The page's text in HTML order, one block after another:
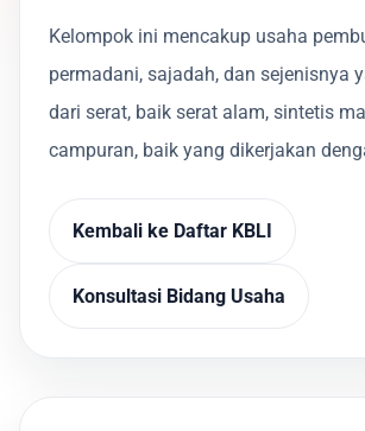
Kelompok ini mencakup usaha
permadani, sajadah, dan sejenisnya
dari serat, baik serat alam, sintetis
campuran, baik yang dikerjakan
Kembali ke Daftar KBLI
Konsultasi Bidang Usaha